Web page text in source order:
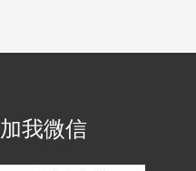
加我微信